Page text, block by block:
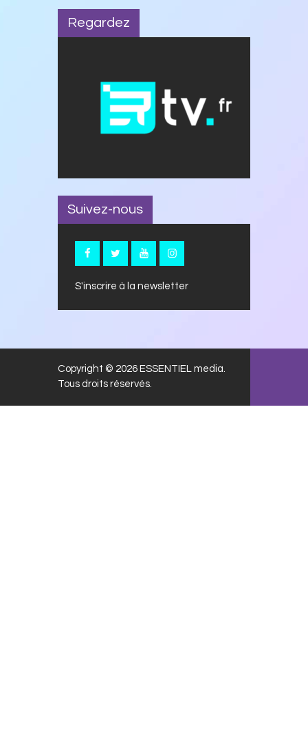
Regardez
Suivez-nous
S'inscrire à la newsletter
Copyright © 2026 ESSENTIEL media.
Tous droits réservés.